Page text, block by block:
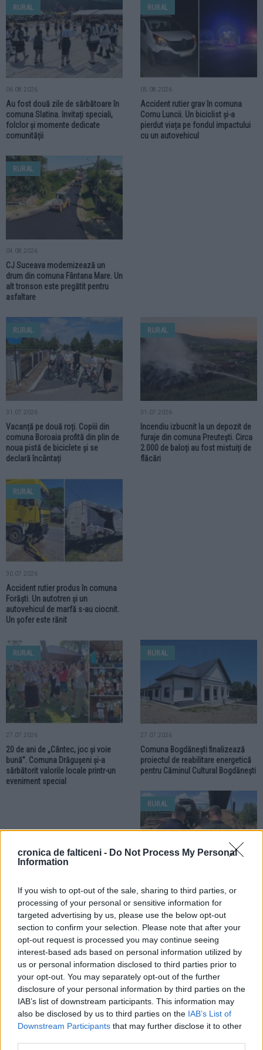
cronica de falticeni - Do Not Process My Personal
Information
If you wish to opt-out of the sale, sharing to third parties, or
processing of your personal or sensitive information for
targeted advertising by us, please use the below opt-out
section to confirm your selection. Please note that after your
opt-out request is processed you may continue seeing
interest-based ads based on personal information utilized by
us or personal information disclosed to third parties prior to
your opt-out. You may separately opt-out of the further
disclosure of your personal information by third parties on the
IAB’s list of downstream participants. This information may
also be disclosed by us to third parties on the IAB’s List of
Downstream Participants that may further disclose it to other
RURAL
06.08.2026
Au fost două zile de sărbătoare în
comuna Slatina. Invitați speciali,
folclor și momente dedicate
comunității
RURAL
05.08.2026
Accident rutier grav în comuna
Cornu Luncii. Un biciclist și-a
pierdut viața pe fondul impactului
cu un autovehicul
RURAL
04.08.2026
CJ Suceava modernizează un
drum din comuna Fântana Mare. Un
alt tronson este pregătit pentru
asfaltare
RURAL
31.07.2026
Vacanță pe două roți. Copiii din
comuna Boroaia profită din plin de
noua pistă de biciclete și se
declară încântați
RURAL
31.07.2026
Incendiu izbucnit la un depozit de
furaje din comuna Preutești. Circa
2.000 de baloți au fost mistuiți de
flăcări
RURAL
30.07.2026
Accident rutier produs în comuna
Forăști. Un autotren și un
autovehicul de marfă s-au ciocnit.
Un șofer este rănit
RURAL
27.07.2026
20 de ani de „Cântec, joc și voie
bună”. Comuna Drăgușeni și-a
sărbătorit valorile locale printr-un
eveniment special
RURAL
27.07.2026
Comuna Bogdănești finalizează
proiectul de reabilitare energetică
pentru Căminul Cultural Bogdănești
RURAL
Control desfășurat la un agent
economic din comuna Mălini.
Lemn confiscat și amendă de 3.000
de lei